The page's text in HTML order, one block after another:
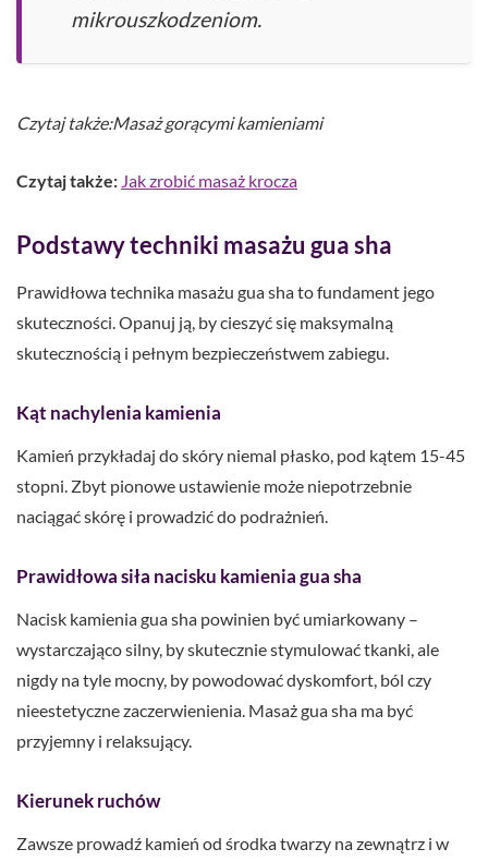
mikrouszkodzeniom.
Czytaj także:Masaż gorącymi kamieniami
Czytaj także: Jak zrobić masaż krocza
Podstawy techniki masażu gua sha
Prawidłowa technika masażu gua sha to fundament jego
skuteczności. Opanuj ją, by cieszyć się maksymalną
skutecznością i pełnym bezpieczeństwem zabiegu.
Kąt nachylenia kamienia
Kamień przykładaj do skóry niemal płasko, pod kątem 15-45
stopni. Zbyt pionowe ustawienie może niepotrzebnie
naciągać skórę i prowadzić do podrażnień.
Prawidłowa siła nacisku kamienia gua sha
Nacisk kamienia gua sha powinien być umiarkowany –
wystarczająco silny, by skutecznie stymulować tkanki, ale
nigdy na tyle mocny, by powodować dyskomfort, ból czy
nieestetyczne zaczerwienienia. Masaż gua sha ma być
przyjemny i relaksujący.
Kierunek ruchów
Zawsze prowadź kamień od środka twarzy na zewnątrz i w